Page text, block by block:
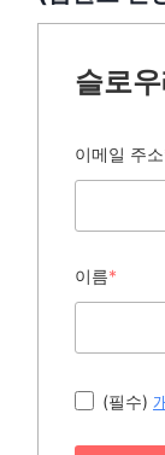
슬로
이메일 주소
이름*
(필수)